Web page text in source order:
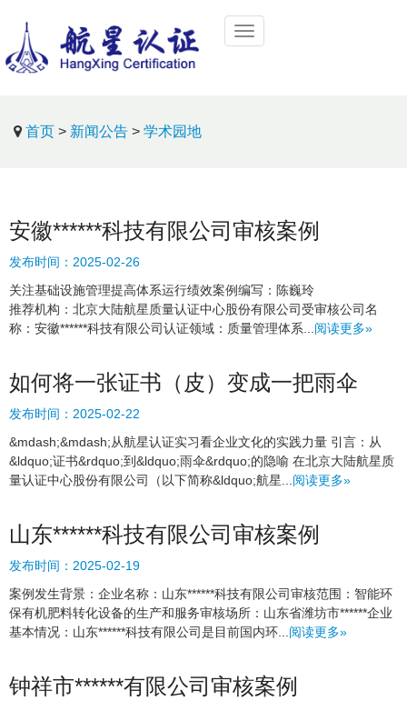
首页 > 新闻公告 > 学术园地
安徽******科技有限公司审核案例
发布时间： 2025-02-26
关注基础设施管理提高体系运行绩效案例编写：陈巍玲
推荐机构：北京大陆航星质量认证中心股份有限公司受审核公司名
称：安徽******科技有限公司认证领域：质量管理体系... 阅读更多»
如何将一张证书（皮）变成一把雨伞
发布时间： 2025-02-22
&mdash;&mdash;从航星认证实习看企业文化的实践力量 引言：从
&ldquo;证书&rdquo;到&ldquo;雨伞&rdquo;的隐喻 在北京大陆航星质
量认证中心股份有限公司（以下简称&ldquo;航星... 阅读更多»
山东******科技有限公司审核案例
发布时间： 2025-02-19
案例发生背景：企业名称：山东******科技有限公司审核范围：智能环
保有机肥料转化设备的生产和服务审核场所：山东省潍坊市******企业
基本情况：山东******科技有限公司是目前国内环... 阅读更多»
钟祥市******有限公司审核案例